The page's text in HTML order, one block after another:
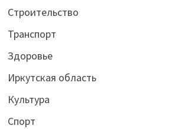
Строительство
Транспорт
Здоровье
Иркутская область
Культура
Спорт